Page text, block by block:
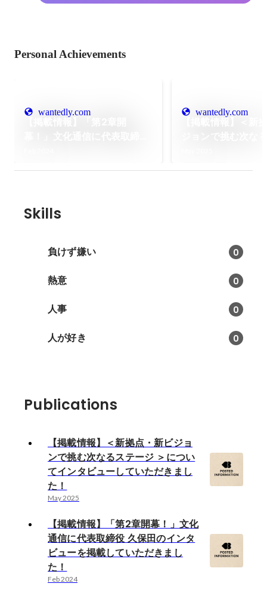
Personal Achievements
wantedly.com wantedly.com
Skills
負けず嫌い 0
熱意 0
人事 0
人が好き 0
Publications
【掲載情報】＜新拠点・新ビジョ
ンで挑む次なるステージ ＞につい
てインタビューしていただきまし
た！
May 2025
【掲載情報】「第2章開幕！」文化
通信に代表取締役 久保田のインタ
ビューを掲載していただきまし
た！
Feb 2024